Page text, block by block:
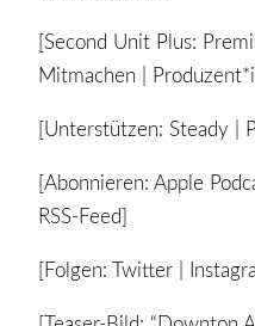
[Second Unit Plus:
Mitmachen |
[Unterstützen: Steady |
[Abonnieren: Apple
RSS-Feed]
[Folgen: Twitter |